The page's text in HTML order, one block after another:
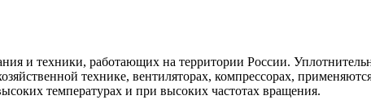
и техники, работающих на территории России.
технике, вентиляторах, компрессорах,
температурах и при высоких частотах вращения.